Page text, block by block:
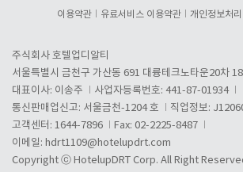
이용약관 유료서비스 이용약관 개인정보처
주식회사 호텔업디알티
서울특별시 금천구 가산동 691 대륭테크노타운20차
대표이사: 이송주
사업자등록번호: 441-87-01934
통신판매업신고: 서울금천-1204 호
직업정보:
고객센터: 1644-7896
Fax: 02-2225-8487
이메일: hdrt1109@hotelupdrt.com
Copyright ⓒ HotelupDRT Corp. All Right